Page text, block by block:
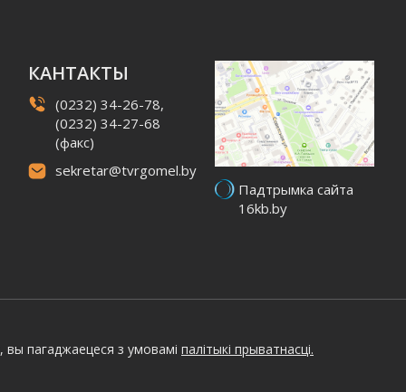
КАНТАКТЫ
(0232) 34-26-78,
(0232) 34-27-68
(факс)
sekretar@tvrgomel.by
Падтрымка сайта
16kb.by
пагаджаецеся з умовамі палітыкі прыватнасці.